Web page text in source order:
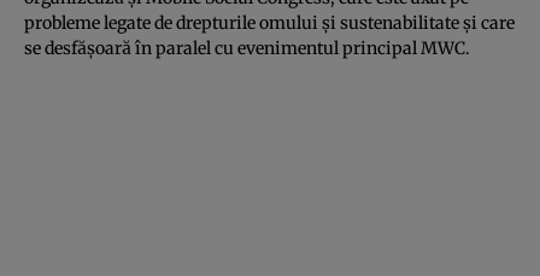
probleme legate de drepturile omului și sustenabilitate și care
se desfășoară în paralel cu evenimentul principal MWC.